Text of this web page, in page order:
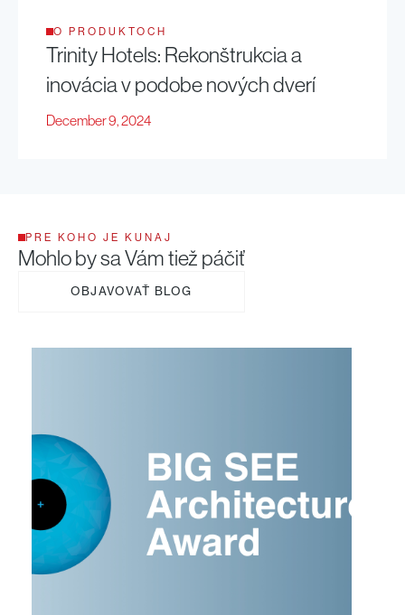
O PRODUKTOCH
Trinity Hotels: Rekonštrukcia a
inovácia v podobe nových dverí
December 9, 2024
PRE KOHO JE KUNAJ
Mohlo by sa Vám tiež páčiť
OBJAVOVAŤ BLOG